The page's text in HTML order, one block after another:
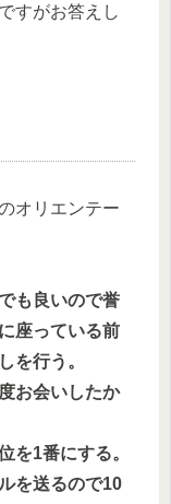
すがお答えし
オリエンテー
も良いので誉
座っている前
を行う。
お会いしたか
を1番にする。
を送るので10